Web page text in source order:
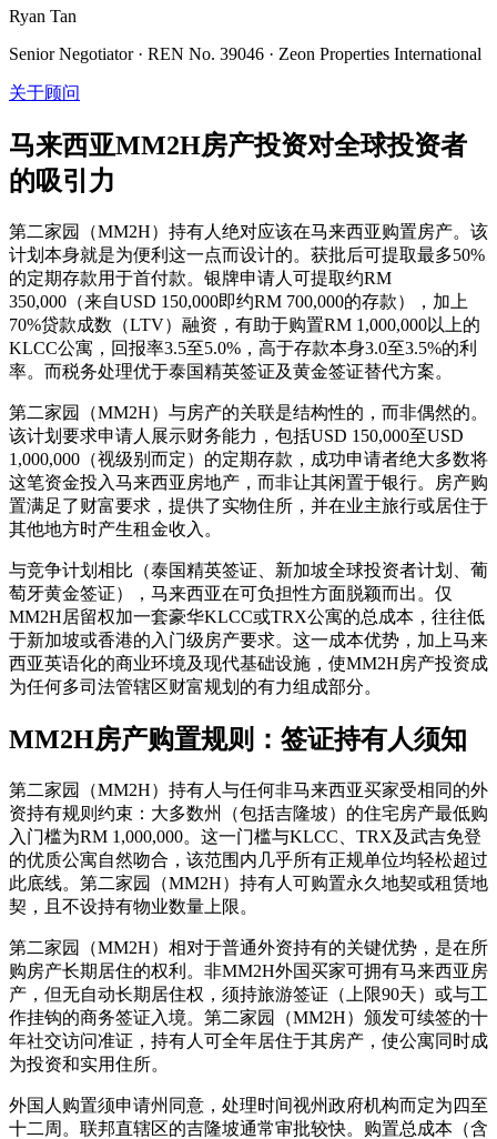
Ryan Tan
Senior Negotiator · REN No. 39046 · Zeon Properties International
关于顾问
马来西亚MM2H房产投资对全球投资者
的吸引力
第二家园（MM2H）持有人绝对应该在马来西亚购置房产。该
计划本身就是为便利这一点而设计的。获批后可提取最多50%
的定期存款用于首付款。银牌申请人可提取约RM
350,000（来自USD 150,000即约RM 700,000的存款），加上
70%贷款成数（LTV）融资，有助于购置RM 1,000,000以上的
KLCC公寓，回报率3.5至5.0%，高于存款本身3.0至3.5%的利
率。而税务处理优于泰国精英签证及黄金签证替代方案。
第二家园（MM2H）与房产的关联是结构性的，而非偶然的。
该计划要求申请人展示财务能力，包括USD 150,000至USD
1,000,000（视级别而定）的定期存款，成功申请者绝大多数将
这笔资金投入马来西亚房地产，而非让其闲置于银行。房产购
置满足了财富要求，提供了实物住所，并在业主旅行或居住于
其他地方时产生租金收入。
与竞争计划相比（泰国精英签证、新加坡全球投资者计划、葡
萄牙黄金签证），马来西亚在可负担性方面脱颖而出。仅
MM2H居留权加一套豪华KLCC或TRX公寓的总成本，往往低
于新加坡或香港的入门级房产要求。这一成本优势，加上马来
西亚英语化的商业环境及现代基础设施，使MM2H房产投资成
为任何多司法管辖区财富规划的有力组成部分。
MM2H房产购置规则：签证持有人须知
第二家园（MM2H）持有人与任何非马来西亚买家受相同的外
资持有规则约束：大多数州（包括吉隆坡）的住宅房产最低购
入门槛为RM 1,000,000。这一门槛与KLCC、TRX及武吉免登
的优质公寓自然吻合，该范围内几乎所有正规单位均轻松超过
此底线。第二家园（MM2H）持有人可购置永久地契或租赁地
契，且不设持有物业数量上限。
第二家园（MM2H）相对于普通外资持有的关键优势，是在所
购房产长期居住的权利。非MM2H外国买家可拥有马来西亚房
产，但无自动长期居住权，须持旅游签证（上限90天）或与工
作挂钩的商务签证入境。第二家园（MM2H）颁发可续签的十
年社交访问准证，持有人可全年居住于其房产，使公寓同时成
为投资和实用住所。
外国人购置须申请州同意，处理时间视州政府机构而定为四至
十二周。联邦直辖区的吉隆坡通常审批较快。购置总成本（含